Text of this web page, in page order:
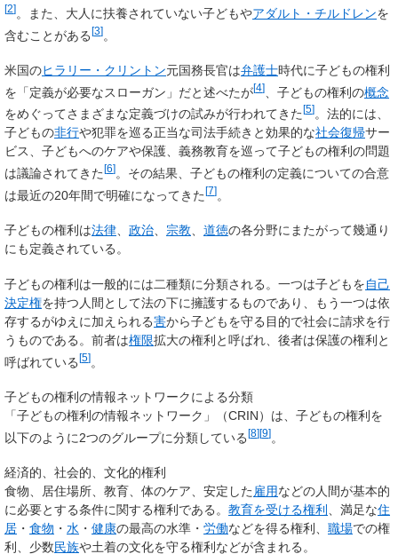
[2]。また、大人に扶養されていない子どもやアダルト・チルドレンを
含むことがある[3]
米国のヒラリー・クリントン元国務長官は弁護士時代に子どもの権利
を「定義が必要なスローガン」だと述べたが[4] 、子どもの権利の概念
をめぐってさまざまな定義づけの試みが行われてきた [5] 。法的には、
子どもの非行や犯罪を巡る正当な司法手続きと効果的な社会復帰サー
ビス、子どもへのケアや保護、義務教育を巡って子どもの権利の問題
は議論されてきた [6] 。その結果、子どもの権利の定義についての合意
は最近の20年間で明確になってきた[7]。
子どもの権利は法律 政治 宗教 道徳の各分野にまたがって幾通り
にも定義されている。
子どもの権利は一般的には二種類に分類される。一つは子どもを自己
決定権を持つ人間として法の下に擁護するものであり、もう一つは依
存するがゆえに加えられる害から子どもを守る目的で社会に請求を行
うものである。前者は権限拡大の権利と呼ばれ、後者は保護の権利と
呼ばれている[5]。
子どもの権利の情報ネットワークによる分類
「子どもの権利の情報ネットワーク」（CRIN）は、子どもの権利を
以下のように2つのグループに分類している[8][9]。
経済的、社会的、文化的権利
食物、居住場所、教育、体のケア、安定した 雇用などの人間が基本的
に必要とする条件に関する権利である。 教育を受ける権利 、満足な住
居 ・ 食物 ・ 水 ・ 健康の最高の水準・ 労働などを得る権利、 職場での権
利、少数民族や土着の文化を守る権利などが含まれる。